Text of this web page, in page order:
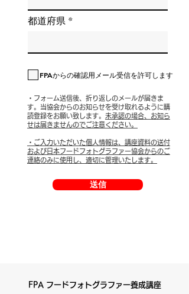
都道府県
FPAからの確認用メール受信を許可します
・フォーム送信後、折り返しのメールが届きま
す。 当協会からのお知らせを受け取れるように購
読登録をお願い致します。 ​未承認の場合、お知ら
せは届きませんのでご注意ください。
・ご入力いただいた個人情報は、講座資料の送付
および日本フードフォトグラファー協会からのご
連絡のみに使用し、適切に管理いたします。
送信
FPA フードフォトグラファー養成講座